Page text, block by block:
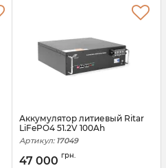
Аккумулятор литиевый Ritar
LiFePO4 51.2V 100Ah
Артикул: 17049
47 000 грн.